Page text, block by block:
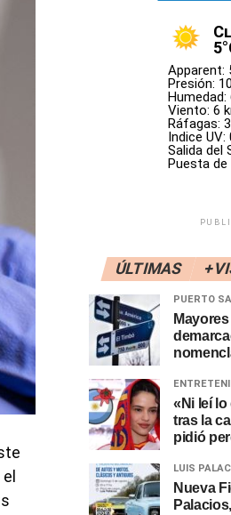
Apparent:
Presión:
Humedad:
Viento: 6
Ráfagas:
Indice UV:
Salida del
Puesta de
ÚLTIMAS
PUERTO
«Ni leí
tras la
pidió
LUIS
Nueva